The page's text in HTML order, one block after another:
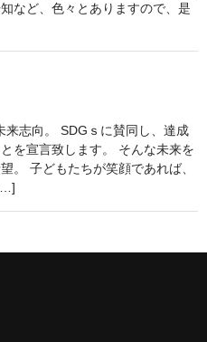
など、色々とありますので、是
志向。 SDGｓに賛同し、達成
を宣言致します。 そんな未来を
。 子どもたちが笑顔であれば、